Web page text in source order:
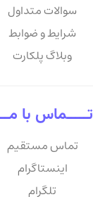
سوالات متداول
شرایط و ضوابط
وبلاگ پلکارت
تـــــماس با
تماس مستقیم
اینستاگرام
تلگرام